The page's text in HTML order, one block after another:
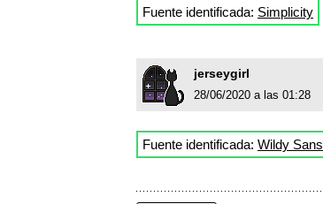
Fuente identificada: Simplicity
jerseygirl
28/06/2020 a las 01:28
Fuente identificada: Wildy Sans